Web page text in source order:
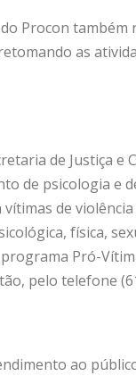
Procon também
as
de Justiça e
de psicologia e
de
física,
Pró-
pelo telefone
ao